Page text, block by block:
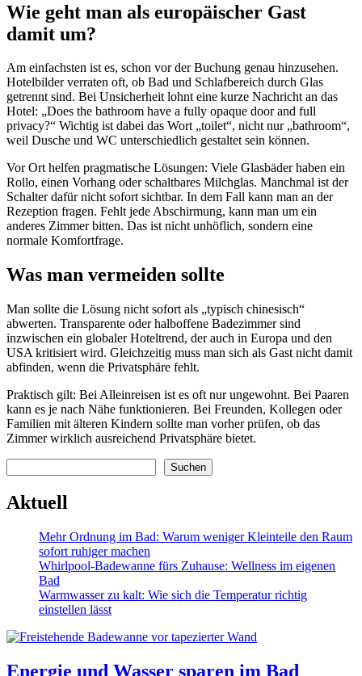
Wie geht man als europäischer Gast
damit um?
Am einfachsten ist es, schon vor der Buchung genau hinzusehen.
Hotelbilder verraten oft, ob Bad und Schlafbereich durch Glas
getrennt sind. Bei Unsicherheit lohnt eine kurze Nachricht an das
Hotel: „Does the bathroom have a fully opaque door and full
privacy?“ Wichtig ist dabei das Wort „toilet“, nicht nur „bathroom“,
weil Dusche und WC unterschiedlich gestaltet sein können.
Vor Ort helfen pragmatische Lösungen: Viele Glasbäder haben ein
Rollo, einen Vorhang oder schaltbares Milchglas. Manchmal ist der
Schalter dafür nicht sofort sichtbar. In dem Fall kann man an der
Rezeption fragen. Fehlt jede Abschirmung, kann man um ein
anderes Zimmer bitten. Das ist nicht unhöflich, sondern eine
normale Komfortfrage.
Was man vermeiden sollte
Man sollte die Lösung nicht sofort als „typisch chinesisch“
abwerten. Transparente oder halboffene Badezimmer sind
inzwischen ein globaler Hoteltrend, der auch in Europa und den
USA kritisiert wird. Gleichzeitig muss man sich als Gast nicht damit
abfinden, wenn die Privatsphäre fehlt.
Praktisch gilt: Bei Alleinreisen ist es oft nur ungewohnt. Bei Paaren
kann es je nach Nähe funktionieren. Bei Freunden, Kollegen oder
Familien mit älteren Kindern sollte man vorher prüfen, ob das
Zimmer wirklich ausreichend Privatsphäre bietet.
Suchen
Aktuell
Mehr Ordnung im Bad: Warum weniger Kleinteile den Raum
sofort ruhiger machen
Whirlpool-Badewanne fürs Zuhause: Wellness im eigenen
Bad
Warmwasser zu kalt: Wie sich die Temperatur richtig
einstellen lässt
Energie und Wasser sparen im Bad